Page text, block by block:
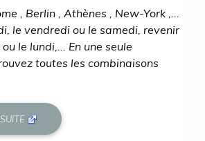
, Berlin , Athènes , New-York ,...
le vendredi ou le samedi, revenir
le lundi,... En une seule
toutes les combinaisons